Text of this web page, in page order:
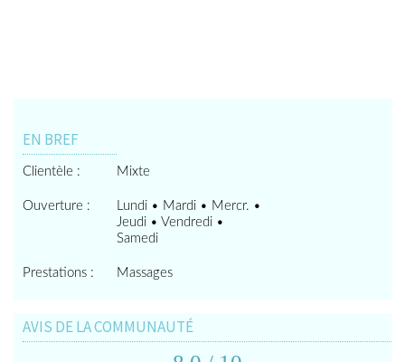
EN BREF
Clientèle : Mixte
Ouverture :
Lundi • Mardi • Mercr. •
Jeudi • Vendredi •
Samedi
Prestations : Massages
AVIS DE LA COMMUNAUTÉ